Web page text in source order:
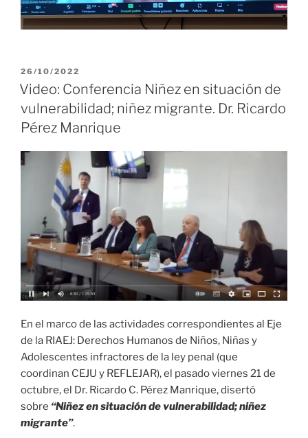
PUBLICADO
EL
26/10/2022
Video: Conferencia Niñez en situación de
vulnerabilidad; niñez migrante. Dr. Ricardo
Pérez Manrique
En el marco de las actividades correspondientes al Eje
de la RIAEJ: Derechos Humanos de Niños, Niñas y
Adolescentes infractores de la ley penal (que
coordinan CEJU y REFLEJAR), el pasado viernes 21 de
octubre, el Dr. Ricardo C. Pérez Manrique, disertó
sobre “Niñez en situación de vulnerabilidad; niñez
migrante”.